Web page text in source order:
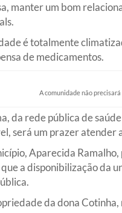
manter um bom
é totalmente
de medicamentos.
A comunidade não
da rede pública de
será um prazer atender
Aparecida
a disponibilização da
da dona Cotinha,